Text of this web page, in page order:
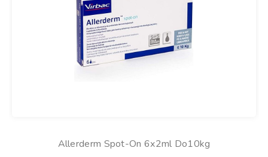
Allerderm Spot-On 6x2ml Do10kg